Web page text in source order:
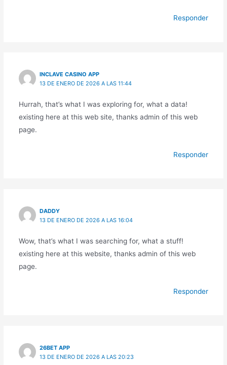
Responder
INCLAVE CASINO APP
13 DE ENERO DE 2026 A LAS 11:44
Hurrah, that’s what I was exploring for, what a data!
existing here at this web site, thanks admin of this web
page.
Responder
DADDY
13 DE ENERO DE 2026 A LAS 16:04
Wow, that’s what I was searching for, what a stuff!
existing here at this website, thanks admin of this web
page.
Responder
26BET APP
13 DE ENERO DE 2026 A LAS 20:23